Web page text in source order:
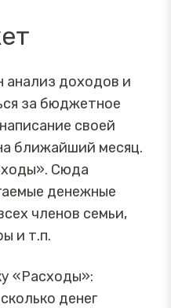
анализ доходов и
за бюджетное
своей
ближайший месяц.
Сюда
денежные
членов семьи,
и т.п.
«Расходы»:
денег